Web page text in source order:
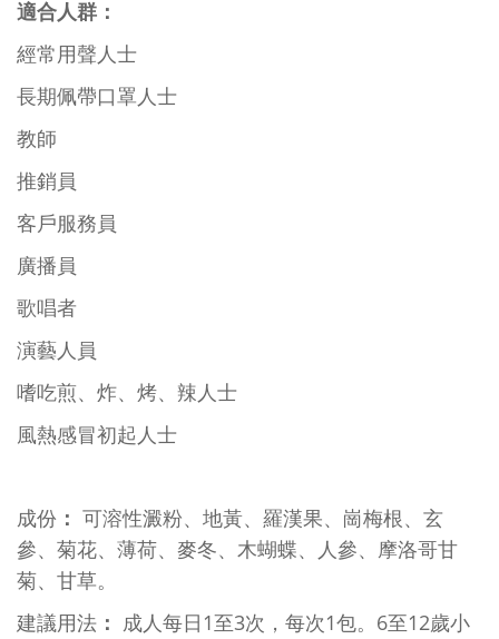
適合人群：
經常用聲人士
長期佩帶口罩人士
教師
推銷員
客戶服務員
廣播員
歌唱者
演藝人員
嗜吃煎、炸、烤、辣人士
風熱感冒初起人士
成份 ： 可溶性澱粉、地黃、羅漢果、崗梅根、玄
參、菊花、薄荷、麥冬、木蝴蝶、人參、摩洛哥甘
菊、甘草。
建議用法 ： 成人每日 1 至3次，每次 1包。 6至12歲小